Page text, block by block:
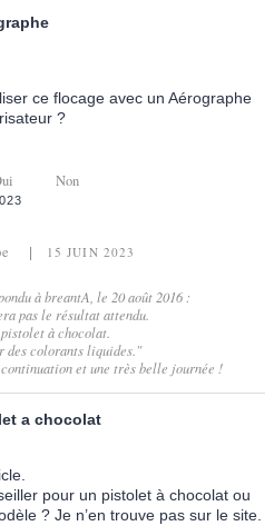
ce flocage avec un Aérographe
?
Non
15 JUIN 2023
à breantA, le 20 août 2016 :
pas le résultat attendu.
à chocolat.
des colorants liquides."
continuation et une très belle journée !
a chocolat
pour un pistolet à chocolat ou
? Je n’en trouve pas sur le site.